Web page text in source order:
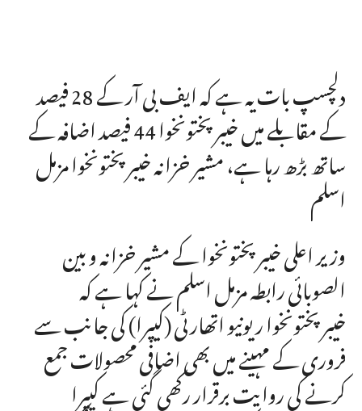
دلچسپ بات یہ ہے کہ ایف بی آر کے 28 فیصد
کے مقابلے میں خیبرپختونخوا 44 فیصد اضافہ کے
ساتھ بڑھ رہا ہے، مشیر خزانہ خیبرپختونخوا مزمل
اسلم
وزیر اعلی خیبرپختونخوا کے مشیر خزانہ و بین
الصوبائی رابطہ مزمل اسلم نے کہا ہے کہ
خیبرپختونخوا ریونیو اتھارٹی (کیپرا) کی جانب سے
فروری کے مہینے میں بھی اضافی محصولات جمع
کرنے کی روایت برقرار رکھی گئی ہے کیپرا